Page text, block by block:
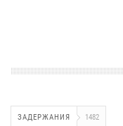
ЗАДЕРЖАНИЯ 1482